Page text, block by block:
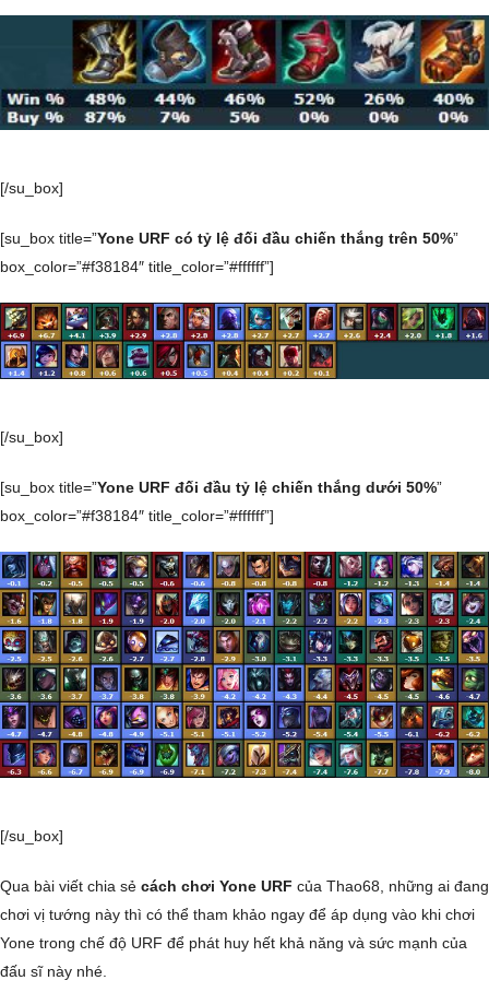
[/su_box]
[su_box title=”Yone URF có tỷ lệ đối đầu chiến thắng trên 50%”
box_color=”#f38184″ title_color=”#ffffff”]
[/su_box]
[su_box title=”Yone URF đối đầu tỷ lệ chiến thắng dưới 50%”
box_color=”#f38184″ title_color=”#ffffff”]
[/su_box]
Qua bài viết chia sẻ cách chơi Yone URF của Thao68, những ai đang
chơi vị tướng này thì có thể tham khảo ngay để áp dụng vào khi chơi
Yone trong chế độ URF để phát huy hết khả năng và sức mạnh của
đấu sĩ này nhé.